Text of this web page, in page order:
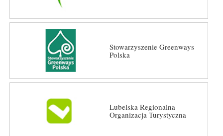
Stowarzyszenie Greenways
Polska
Lubelska Regionalna
Organizacja Turystyczna